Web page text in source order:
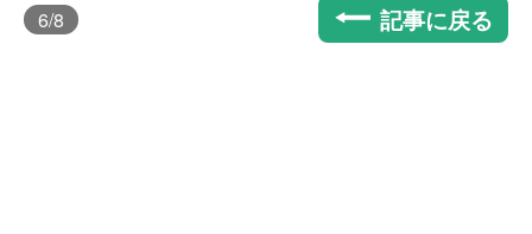
6/8 記事に戻る